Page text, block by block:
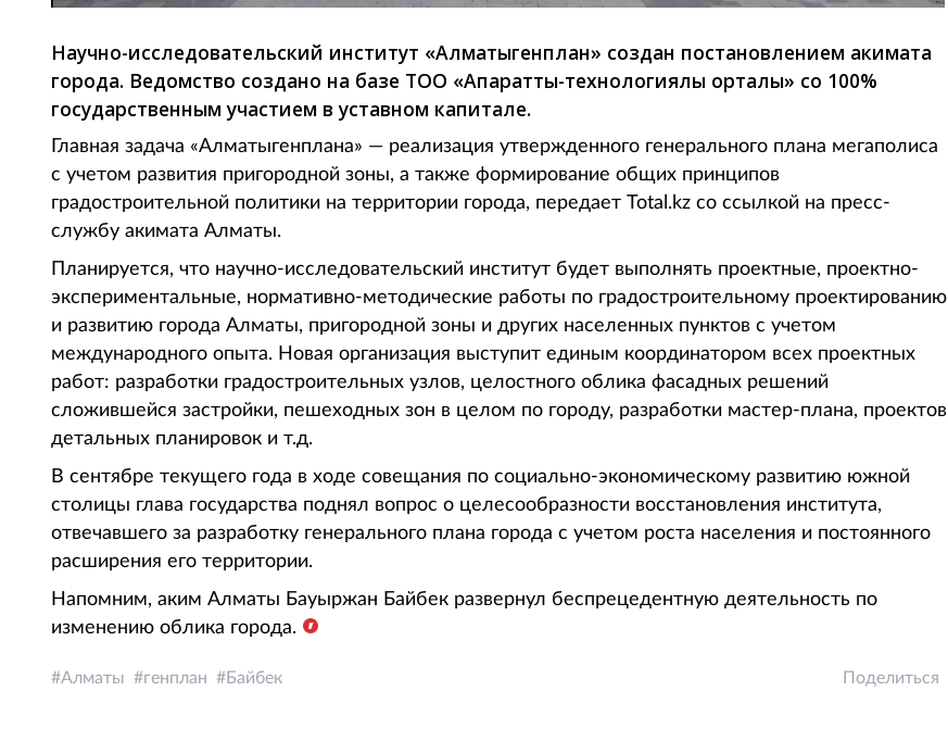
Научно-исследовательский институт «Алматыгенплан» создан постановлением акимата
города. Ведомство создано на базе ТОО «Ақпараттық-технологиялық орталық» со 100%
государственным участием в уставном капитале.
Главная задача «Алматыгенплана» — реализация утвержденного генерального плана мегаполиса
с учетом развития пригородной зоны, а также формирование общих принципов
градостроительной политики на территории города, передает Total.kz со ссылкой на пресс-
службу акимата Алматы.
Планируется, что научно-исследовательский институт будет выполнять проектные, проектно-
экспериментальные, нормативно-методические работы по градостроительному проектированию
и развитию города Алматы, пригородной зоны и других населенных пунктов с учетом
международного опыта. Новая организация выступит единым координатором всех проектных
работ: разработки градостроительных узлов, целостного облика фасадных решений
сложившейся застройки, пешеходных зон в целом по городу, разработки мастер-плана, проектов
детальных планировок и т.д.
В сентябре текущего года в ходе совещания по социально-экономическому развитию южной
столицы глава государства поднял вопрос о целесообразности восстановления института,
отвечавшего за разработку генерального плана города с учетом роста населения и постоянного
расширения его территории.
Напомним, аким Алматы Бауыржан Байбек развернул беспрецедентную деятельность по
изменению облика города.
Алматы генплан Байбек Поделиться